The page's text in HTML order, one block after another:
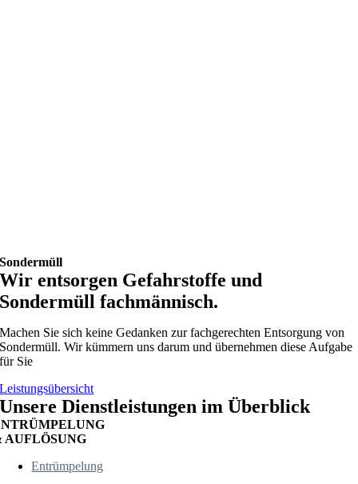
Sondermüll
Wir entsorgen Gefahrstoffe und
Sondermüll fachmännisch.
Machen Sie sich keine Gedanken zur fachgerechten Entsorgung von
Sondermüll. Wir kümmern uns darum und übernehmen diese Aufgabe
für Sie
Leistungsübersicht
Unsere Dienstleistungen im Überblick
AUFLÖSUNG
Entrümpelung